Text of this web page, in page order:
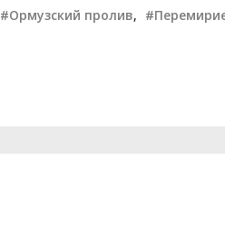
#Ормузский пролив,